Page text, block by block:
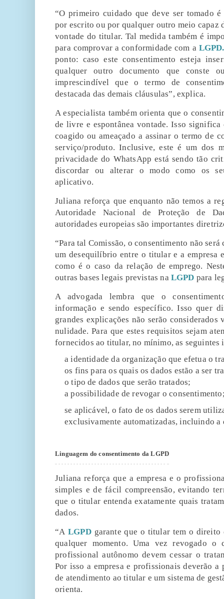
“O primeiro cuidado que deve ser tomado
por escrito ou por qualquer outro meio capaz
vontade do titular. Tal medida também é
para comprovar a conformidade com a LGPD.
ponto: caso este consentimento esteja
qualquer outro documento que conste
imprescindível que o termo de
destacada das demais cláusulas”, explica.
A especialista também orienta que o
de livre e espontânea vontade. Isso
coagido ou ameaçado a assinar o termo de
serviço/produto. Inclusive, este é um dos
privacidade do WhatsApp está sendo tão
discordar ou alterar o modo como os
aplicativo.
Juliana reforça que enquanto não temos a
Autoridade Nacional de Proteção de
autoridades europeias são importantes
“Para tal Comissão, o consentimento não
um desequilíbrio entre o titular e a empresa
como é o caso da relação de emprego.
outras bases legais previstas na LGPD para
A advogada lembra que o
informação e sendo específico. Isso quer
grandes explicações não serão
nulidade. Para que estes requisitos sejam
fornecidos ao titular, no mínimo, as seguintes
a identidade da organização que efetua o
os fins para os quais os dados estão a ser
o tipo de dados que serão tratados;
a possibilidade de revogar o
se aplicável, o fato de os dados serem
exclusivamente automatizadas, incluindo
Linguagem do consentimento da LGPD
Juliana reforça que a empresa e o
simples e de fácil compreensão, evitando
que o titular entenda exatamente quais
dados.
“ALGPDgarante que o titular tem o direito
qualquer momento. Uma vez revogado o
profissional autônomo devem cessar o
Por isso a empresa e profissionais deverão
de atendimento ao titular e um sistema de
orienta.